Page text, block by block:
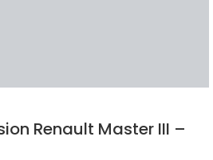
Renault Master III –